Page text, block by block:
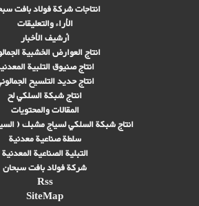
انتاجات شركة فولاد بافت
الأراء والتعليقات
أرشيف الأخبار
انتاج العوارض الخشبية
انتاج صنىوق التلبية
انتاج حديد التلسيح
انتاج شبكة السلكي لح
المقالات والمحتويات
انتاج شبكة السلكي لسياج مشبك (
سلطة صناعية معدنية
التبلیة الصناعية المعدنية
شركة فولاد بافت سبحان
Rss
SiteMap